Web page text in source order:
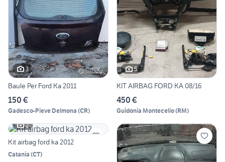
3
Baule Per Ford Ka 2011
150 €
Gadesco-Pieve Delmona (CR)
5
KIT AIRBAG FORD KA 08/16
450 €
Guidonia Montecelio(RM)
2
Kit airbag ford ka 2012
Catania (CT)